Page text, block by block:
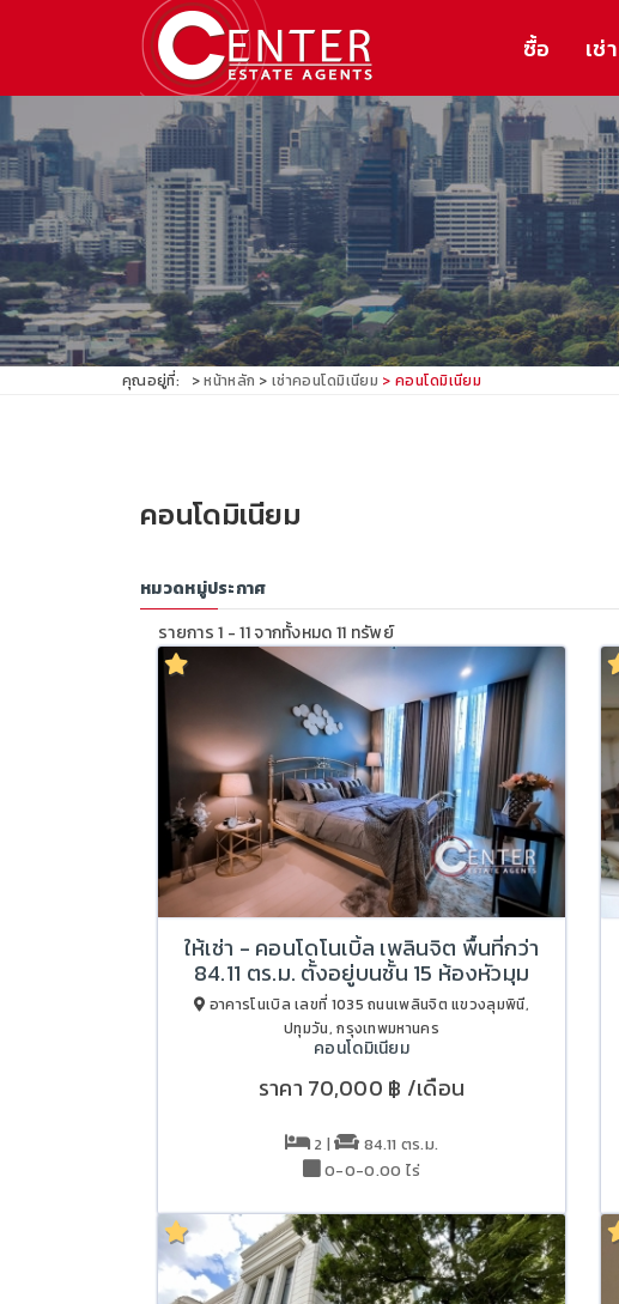
ซื้อ เช่า
คุณอยู่ที่: หน้าหลัก เช่าคอนโดมิเนียม คอนโดมิเนียม
คอนโดมิเนียม
หมวดหมู่ประกาศ
รายการ 1 - 11 จากทั้งหมด 11 ทรัพย์
ให้เช่า - คอนโดโนเบิ้ล เพลินจิต พื้นที่กว่า
84.11 ตร.ม. ตั้งอยู่บนชั้น 15 ห้องหัวมุม
อาคารโนเบิล เลขที่ 1035 ถนนเพลินจิต แขวงลุมพินี,
ปทุมวัน, กรุงเทพมหานคร
คอนโดมิเนียม
ราคา 70,000 ฿ /เดือน
2 |
84.11 ตร.ม.
0-0-0.00 ไร่